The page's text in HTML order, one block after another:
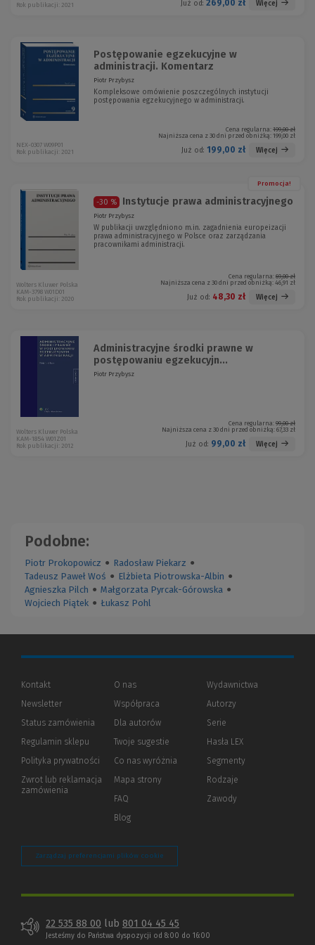
Już od: 269,00 zł Więcej
Rok publikacji: 2021
Postępowanie egzekucyjne w
administracji. Komentarz
Piotr Przybysz
Kompleksowe omówienie poszczególnych instytucji
postępowania egzekucyjnego w administracji.
Cena regularna: 199,00 zł
Najniższa cena z 30 dni przed obniżką: 199,00 zł
Już od: 199,00 zł Więcej
NEX-0307 W09P01
Rok publikacji: 2021
Promocja!
-30 % Instytucje prawa administracyjnego
Piotr Przybysz
W publikacji uwzględniono m.in. zagadnienia europeizacji
prawa administracyjnego w Polsce oraz zarządzania
pracownikami administracji.
Cena regularna: 69,00 zł
Najniższa cena z 30 dni przed obniżką: 46,91 zł
Już od: 48,30 zł Więcej
Wolters Kluwer Polska
KAM-3798 W01D01
Rok publikacji: 2020
Administracyjne środki prawne w
postępowaniu egzekucyjn...
Piotr Przybysz
Cena regularna: 99,00 zł
Najniższa cena z 30 dni przed obniżką: 67,33 zł
Już od: 99,00 zł Więcej
Wolters Kluwer Polska
KAM-1854 W01Z01
Rok publikacji: 2012
Podobne:
Piotr Prokopowicz ● Radosław Piekarz ●
Tadeusz Paweł Woś ● Elżbieta Piotrowska-Albin ●
Agnieszka Pilch ● Małgorzata Pyrcak-Górowska ●
Wojciech Piątek ● Łukasz Pohl
Kontakt
Newsletter
Status zamówienia
Regulamin sklepu
Polityka prywatności (Nowe
(Link
innej
Zwrot lub reklamacja
zamówienia
O nas
Współpraca
Dla autorów(Nowe
(Link
innej
strony)
Twoje sugestie
Co nas wyróżnia
Mapa strony
FAQ
Blog
Wydawnictwa
Autorzy
Serie
Hasła LEX
Segmenty
Rodzaje
Zawody
Zarządzaj preferencjami plików cookie
22 535 88 00 lub 801 04 45 45
Jesteśmy do Państwa dyspozycji od 8:00 do 16:00